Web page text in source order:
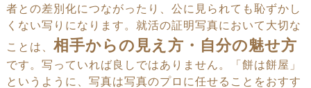
者との差別化につながったり、公に見られても恥ずかし
くない写りになります。就活の証明写真において大切な
ことは、 相手からの見え方・自分の魅せ方
です。写っていれば良しではありません。「餅は餅屋」
というように、写真は写真のプロに任せることをおすす